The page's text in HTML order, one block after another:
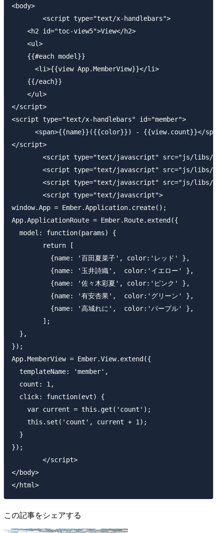
<body>
    <h2 id="toc-view5">View</h2>
    <ul>
    {{#each model}}
      <li>{{view App.MemberView}}</li>
    {{/each}}
    </ul>
</script>
<script type="text/x-handlebars" id="member">
<span>{{name}}({{color}}) - {{view.count}}</
</script>
window.App = Ember.Application.create();
App.ApplicationRoute = Ember.Route.extend({
  model: function(params) {
  },
});
App.MemberView = Ember.View.extend({
  templateName: 'member',
  count: 1,
  click: function(evt) {
    var current = this.get('count');
    this.set('count', current + 1);
  }
});
</body>
この記事をシェアする